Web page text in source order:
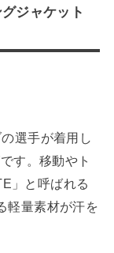
ジャケット
選手が着用し
す。移動やト
」と呼ばれる
軽量素材が汗を